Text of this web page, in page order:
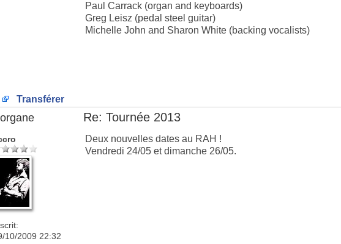
Paul Carrack (organ and keyboards)
Greg Leisz (pedal steel guitar)
Michelle John and Sharon White (backing vocalists)
Transférer
Re: Tournée 2013
10/2009 22:32
Deux nouvelles dates au RAH !
Vendredi 24/05 et dimanche 26/05.